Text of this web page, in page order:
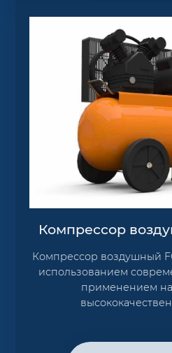
Компрессор
Компрессор воздушный
использованием
применением